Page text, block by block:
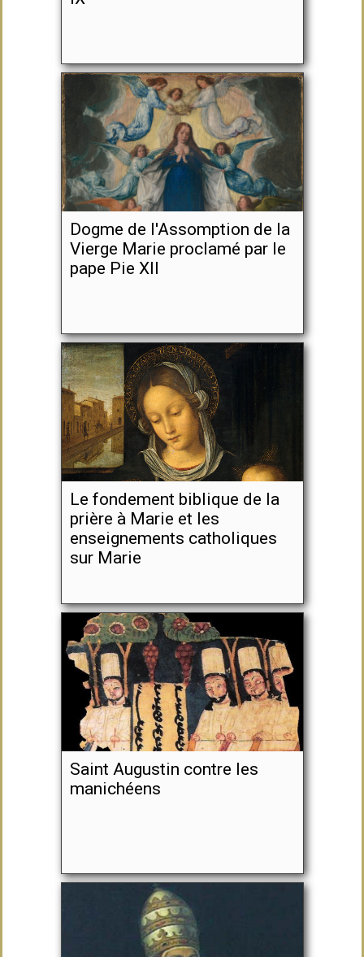
Dogme de l'Assomption de la
Vierge Marie proclamé par le
pape Pie XII
Le fondement biblique de la
prière à Marie et les
enseignements catholiques
sur Marie
Saint Augustin contre les
manichéens